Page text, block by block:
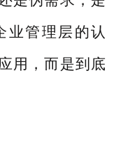
业管理层的认
用，而是到底